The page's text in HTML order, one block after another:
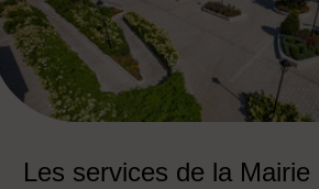
Les services de la Mairie